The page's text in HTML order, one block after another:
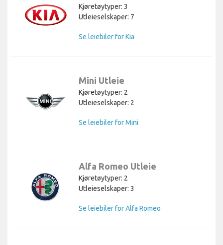
Kjøretøytyper: 3
Utleieselskaper: 7
Se leiebiler for Kia
Mini Utleie
Kjøretøytyper: 2
Utleieselskaper: 2
Se leiebiler for Mini
Alfa Romeo Utleie
Kjøretøytyper: 2
Utleieselskaper: 3
Se leiebiler for Alfa Romeo